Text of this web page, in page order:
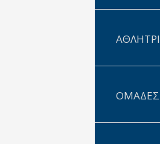
ΟΜΑΔΕΣ